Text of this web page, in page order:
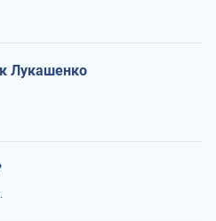
Лукашенко